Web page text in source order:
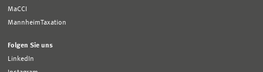
MaCCI
MannheimTaxation
Folgen Sie uns
LinkedIn